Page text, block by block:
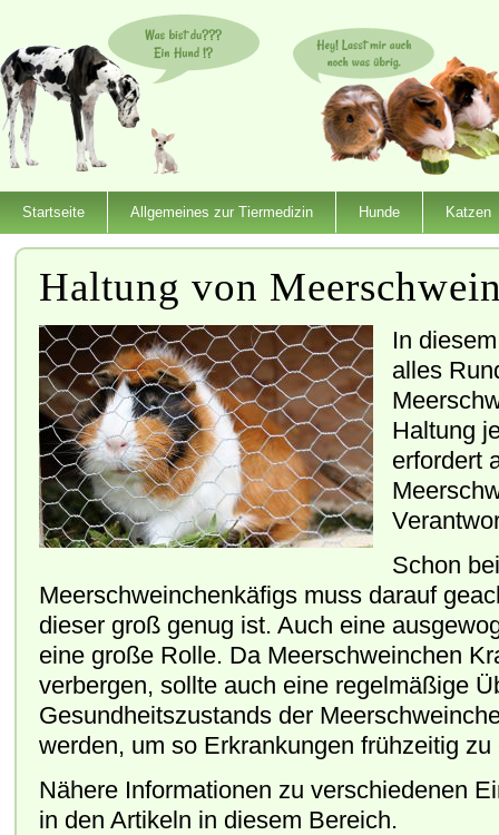
Startseite Allgemeines zur Tiermedizin Hunde Katzen
Haltung von
In
alles
Haltung
erfordert
Schon
Meerschweinchenkäfigs muss darauf
dieser groß genug ist. Auch eine
eine große Rolle. Da Meerschweinchen
verbergen, sollte auch eine regelmäßige
Gesundheitszustands der
werden, um so Erkrankungen frühzeitig zu
Nähere Informationen zu verschiedenen
in den Artikeln in diesem Bereich.